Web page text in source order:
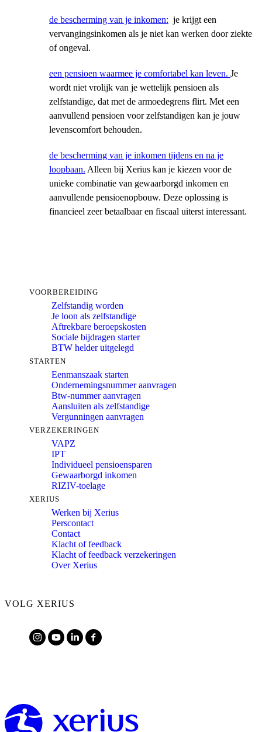
de bescherming van je inkomen: je krijgt een
vervangingsinkomen als je niet kan werken door ziekte
of ongeval.
een pensioen waarmee je comfortabel kan leven. Je
wordt niet vrolijk van je wettelijk pensioen als
zelfstandige, dat met de armoedegrens flirt. Met een
aanvullend pensioen voor zelfstandigen kan je jouw
levenscomfort behouden.
de bescherming van je inkomen tijdens en na je
loopbaan. Alleen bij Xerius kan je kiezen voor de
unieke combinatie van gewaarborgd inkomen en
aanvullende pensioenopbouw. Deze oplossing is
financieel zeer betaalbaar en fiscaal uiterst interessant.
VOORBEREIDING
Zelfstandig worden
Je loon als zelfstandige
Aftrekbare beroepskosten
Sociale bijdragen starter
BTW helder uitgelegd
STARTEN
Eenmanszaak starten
Ondernemingsnummer aanvragen
Btw-nummer aanvragen
Aansluiten als zelfstandige
Vergunningen aanvragen
VERZEKERINGEN
VAPZ
IPT
Individueel pensioensparen
Gewaarborgd inkomen
RIZIV-toelage
XERIUS
Werken bij Xerius
Perscontact
Contact
Klacht of feedback
Klacht of feedback verzekeringen
Over Xerius
VOLG XERIUS